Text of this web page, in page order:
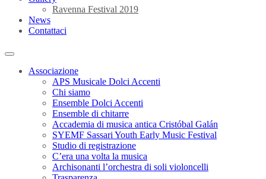
Ravenna Festival 2019
News
Contattaci
Associazione
APS Musicale Dolci Accenti
Chi siamo
Ensemble Dolci Accenti
Ensemble di chitarre
Accademia di musica antica Cristóbal Galán
SYEMF Sassari Youth Early Music Festival
Studio di registrazione
C’era una volta la musica
Archisonanti l’orchestra di soli violoncelli